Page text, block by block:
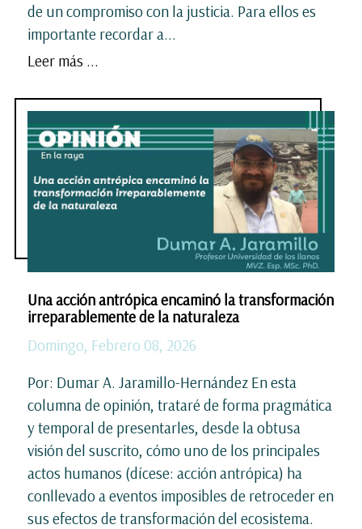
de un compromiso con la justicia. Para ellos es
importante recordar a...
Leer más ...
Una acción antrópica encaminó la transformación
irreparablemente de la naturaleza
Domingo, Febrero 08, 2026
Por: Dumar A. Jaramillo-Hernández En esta
columna de opinión, trataré de forma pragmática
y temporal de presentarles, desde la obtusa
visión del suscrito, cómo uno de los principales
actos humanos (dícese: acción antrópica) ha
conllevado a eventos imposibles de retroceder en
sus efectos de transformación del ecosistema.